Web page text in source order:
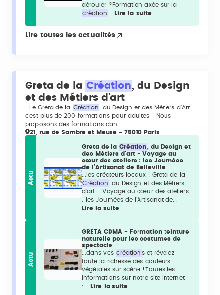
dérouler ?Formation axée sur la
création
Lire la suite
Lire toutes les actualités
Greta de la Création, du Design
et des Métiers d'art
...Le Greta de la Création
, du Design et des Métiers d’Art
c’est plus de 200 formations pour adultes ! Nous
proposons des formations dan...
21, rue de Sambre et Meuse - 75010 Paris
Actu
Greta de la Création
, du Design et
des Métiers d'art - Voyage au
cœur des ateliers : les Journées
de l’Artisanat de Belleville
...les créateurs locaux ! Greta de la
Création
, du Design et des Métiers
d'art - Voyage au cœur des ateliers
: les Journées de l’Artisanat de...
Lire la suite
Actu
GRETA CDMA - Formation teinture
naturelle pour les costumes de
spectacle
...dans vos création s et révélez
toute la richesse des couleurs
végétales sur scène !Toutes les
informations sur notre site internet
:...
Lire la suite